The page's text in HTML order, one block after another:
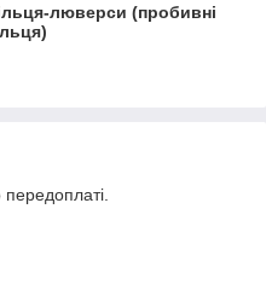
люверси (пробивні
передоплаті.